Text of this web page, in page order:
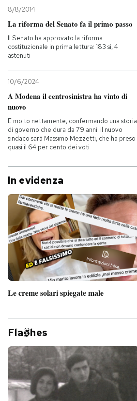
8/8/2014
La riforma del Senato fa il primo passo
Il Senato ha approvato la riforma
costituzionale in prima lettura: 183 sì, 4
astenuti
10/6/2024
A Modena il centrosinistra ha vinto di
nuovo
E molto nettamente, confermando una storia
di governo che dura da 79 anni: il nuovo
sindaco sarà Massimo Mezzetti, che ha preso
quasi il 64 per cento dei voti
In evidenza
Le creme solari spiegate male
Fla hes